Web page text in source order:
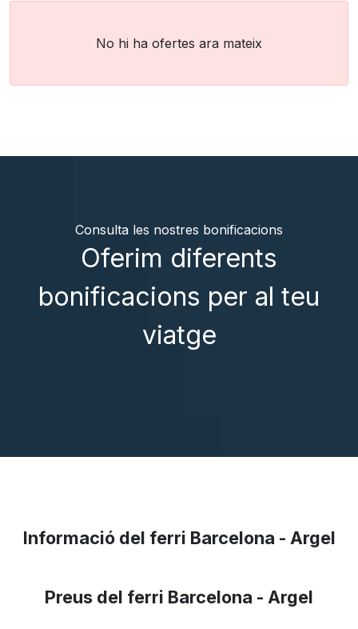
No hi ha ofertes ara mateix
Consulta les nostres bonificacions
Oferim diferents
bonificacions per al teu
viatge
Informació del ferri Barcelona - Argel
Preus del ferri Barcelona - Argel